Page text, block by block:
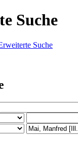
Suche
Suche